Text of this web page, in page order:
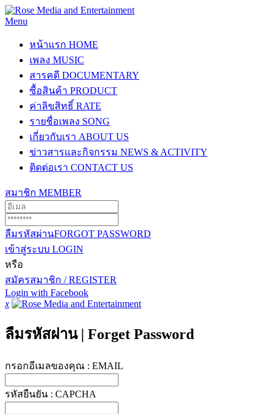
Menu
หน้าแรก HOME
เพลง MUSIC
สารคดี DOCUMENTARY
ซื้อสินค้า PRODUCT
ค่าลิขสิทธิ์ RATE
รายชื่อเพลง SONG
เกี่ยวกับเรา ABOUT US
ข่าวสารและกิจกรรม NEWS & ACTIVITY
ติดต่อเรา CONTACT US
สมาชิก MEMBER
ลืมรหัสผ่านFORGOT PASSWORD
เข้าสู่ระบบ LOGIN
หรือ
สมัครสมาชิก / REGISTER
Login with Facebook
x
ลืมรหัสผ่าน | Forget Password
กรอกอีเมลของคุณ : EMAIL
รหัสยืนยัน : CAPCHA